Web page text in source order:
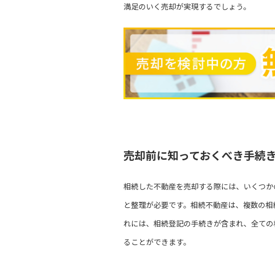
満足のいく売却が実現するでしょう。
売却前に知っておくべき手続
相続した不動産を売却する際には、いくつ
と整理が必要です。相続不動産は、複数の
れには、相続登記の手続きが含まれ、全て
ることができます。